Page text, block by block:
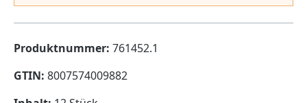
Produktnummer: 761452.1
GTIN: 8007574009882